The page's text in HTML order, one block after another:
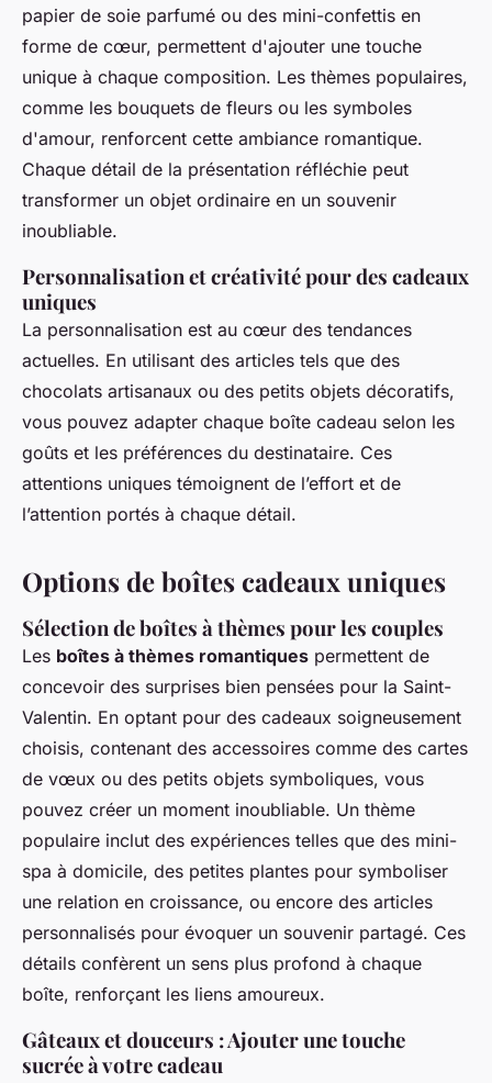
papier de soie parfumé ou des mini-confettis en
forme de cœur, permettent d'ajouter une touche
unique à chaque composition. Les thèmes populaires,
comme les bouquets de fleurs ou les symboles
d'amour, renforcent cette ambiance romantique.
Chaque détail de la présentation réfléchie peut
transformer un objet ordinaire en un souvenir
inoubliable.
Personnalisation et créativité pour des cadeaux
uniques
La personnalisation est au cœur des tendances
actuelles. En utilisant des articles tels que des
chocolats artisanaux ou des petits objets décoratifs,
vous pouvez adapter chaque boîte cadeau selon les
goûts et les préférences du destinataire. Ces
attentions uniques témoignent de l’effort et de
l’attention portés à chaque détail.
Options de boîtes cadeaux uniques
Sélection de boîtes à thèmes pour les couples
Les boîtes à thèmes romantiques permettent de
concevoir des surprises bien pensées pour la Saint-
Valentin. En optant pour des cadeaux soigneusement
choisis, contenant des accessoires comme des cartes
de vœux ou des petits objets symboliques, vous
pouvez créer un moment inoubliable. Un thème
populaire inclut des expériences telles que des mini-
spa à domicile, des petites plantes pour symboliser
une relation en croissance, ou encore des articles
personnalisés pour évoquer un souvenir partagé. Ces
détails confèrent un sens plus profond à chaque
boîte, renforçant les liens amoureux.
Gâteaux et douceurs : Ajouter une touche
sucrée à votre cadeau